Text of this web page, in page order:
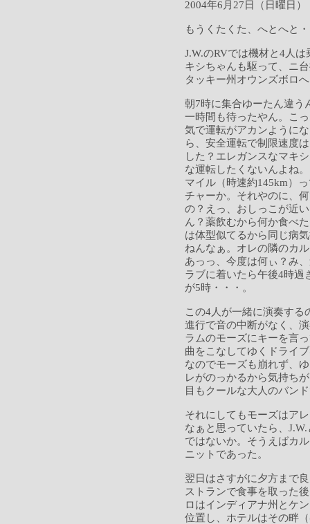
2004年6月27日（日曜日）
もうくたくた、へとへと
J.W.のRVでは機材と4人
キシちゃんも駆って、ニ
タッキー州オウンズボロ
朝7時に集合ゆーたん違う
一時間も待ったやん。こ
気で運転がアカンように
ら、安全運転で制限速度
した？エレガンスなマキ
な運転したくないんよね
マイル（時速約145km）
チャーか。それやのに、
の？えっ、おしっこが近
ん？薬飲むから何か食べ
は体型似てるから同じ病
ねんなぁ。オレの隣のカ
あっっ、今度は何ぃ？み
ラブに着いたら午後4時過
が5時・・・。
この4人が一緒に演奏する
進行で音の中断がなく、
ラムのモーズにキーを言
曲をこなしてゆくドライ
なのでモーズも崩れず、
レがのっかるから気持ち
目もクールな大人のバン
それにしてもモーズはア
なぁと思っていたら、
ではないか。そうえばカ
ニットであった。
翌日はさすがに夕方まで
ストランで食事を取った
ロはインディアナ州とケ
位置し、ホテルはその畔